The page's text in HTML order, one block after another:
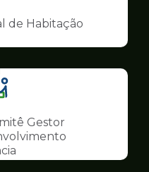
de Habitação
Gestor